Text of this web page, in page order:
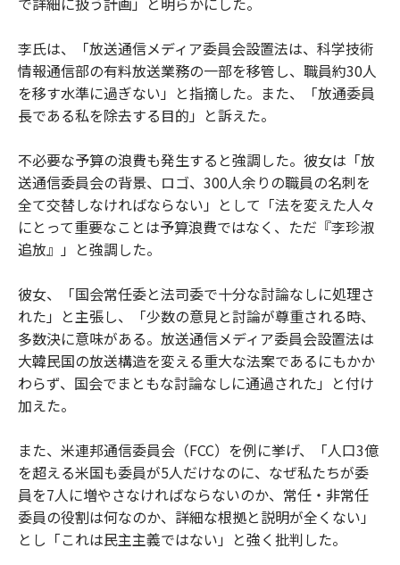
李氏は、「放送通信メディア委員会設置法は、科学技術
情報通信部の有料放送業務の一部を移管し、職員約30人
を移す水準に過ぎない」と指摘した。また、「放通委員
長である私を除去する目的」と訴えた。
不必要な予算の浪費も発生すると強調した。彼女は「放
送通信委員会の背景、ロゴ、300人余りの職員の名刺を
全て交替しなければならない」として「法を変えた人々
にとって重要なことは予算浪費ではなく、ただ『李珍淑
追放』」と強調した。
彼女、「国会常任委と法司委で十分な討論なしに処理さ
れた」と主張し、「少数の意見と討論が尊重される時、
多数決に意味がある。放送通信メディア委員会設置法は
大韓民国の放送構造を変える重大な法案であるにもかか
わらず、国会でまともな討論なしに通過された」と付け
加えた。
また、米連邦通信委員会（FCC）を例に挙げ、「人口3億
を超える米国も委員が5人だけなのに、なぜ私たちが委
員を7人に増やさなければならないのか、常任・非常任
委員の役割は何なのか、詳細な根拠と説明が全くない」
とし「これは民主主義ではない」と強く批判した。